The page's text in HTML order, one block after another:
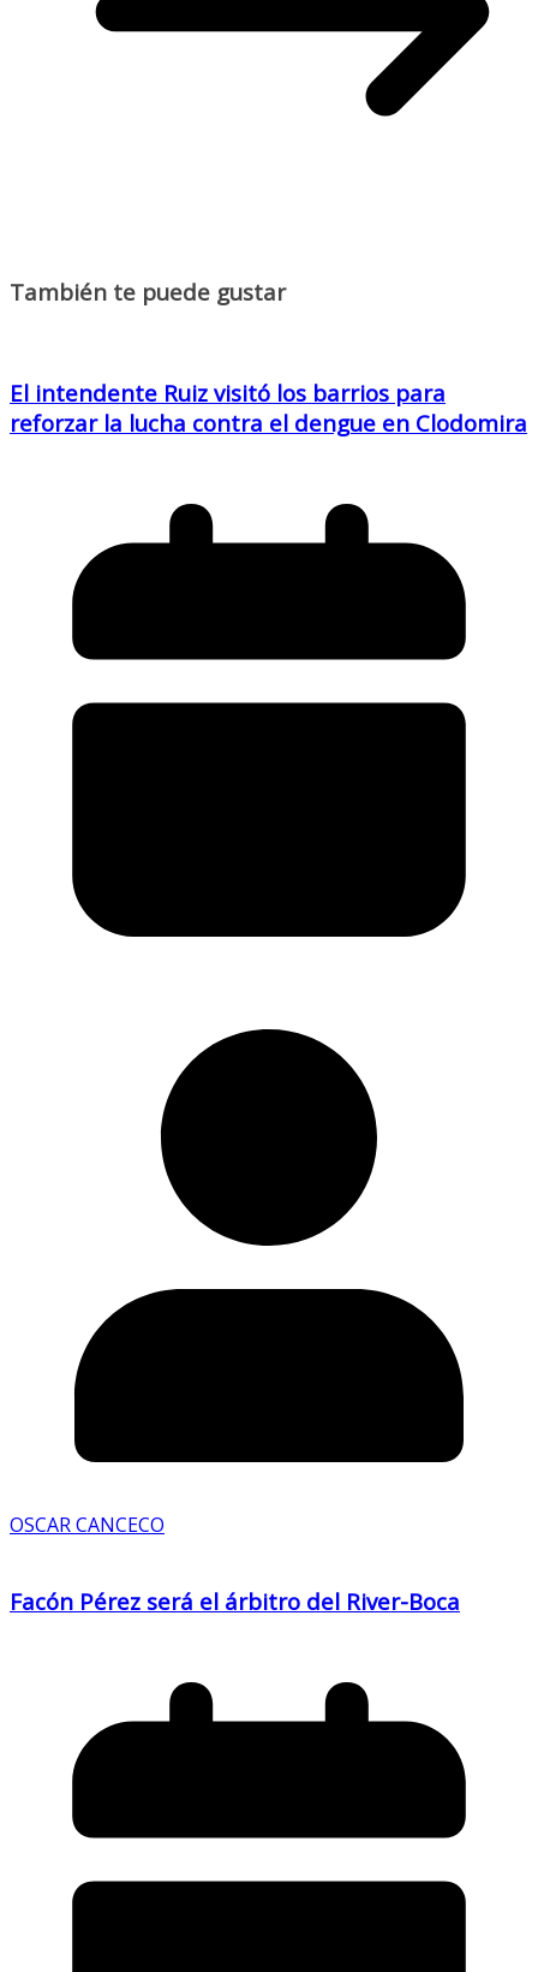
También te puede gustar
El intendente Ruiz visitó los barrios para
reforzar la lucha contra el dengue en Clodomira
OSCAR CANCECO
Facón Pérez será el árbitro del River-Boca